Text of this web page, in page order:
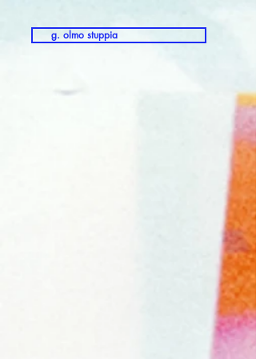
g. olmo stuppia